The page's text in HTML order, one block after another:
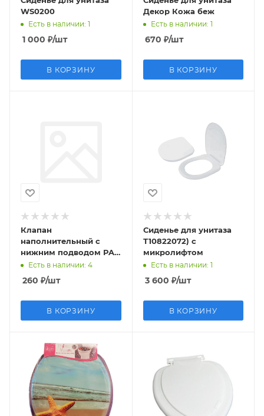
WS0200
Есть в наличии: 1
1 000 ₽/шт
В КОРЗИНУ
Декор Кожа беж
Есть в наличии: 1
670 ₽/шт
В КОРЗИНУ
Клапан
наполнительный с
нижним подводом PA-
N Есть в наличии: 4
260 ₽/шт
В КОРЗИНУ
Сиденье для унитаза
Т10822072) с
микролифтом
Есть в наличии: 1
3 600 ₽/шт
В КОРЗИНУ